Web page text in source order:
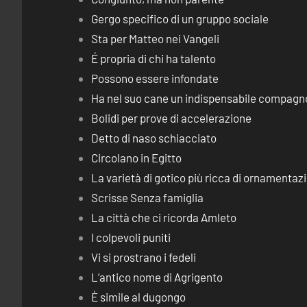
Gergo specifico di un gruppo sociale
Sta per Matteo nei Vangeli
É propria di chi ha talento
Possono essere infondate
Ha nel suo cane un indispensabile
Bolidi per prove di accelerazione
Detto di naso schiacciato
Circolano in Egitto
La varietà di gotico più ricca di
Scrisse Senza famiglia
La città che ci ricorda Amleto
I colpevoli puniti
Vi si prostrano i fedeli
L’antico nome di Agrigento
È simile al dugongo